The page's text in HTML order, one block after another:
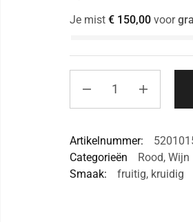
Je mist €150,00voor
Artikelnummer:
Categorieën
Rood, Wijn
Smaak:
fruitig, kruidig